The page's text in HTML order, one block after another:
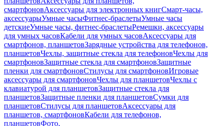
смартфоновАксессуары для электронных книгСмарт-часы,
аксессуарыУмные часыФитнес-браслетыУмные часы
детскиеУмные часы, фитнес-браслетыРемешки, аксессуары
для умных часовКабели для умных часовАксессуары для
смартфонов, планшетовЗарядные устройства для телефонов,
планшетовЧехлы, защитные стекла для телефоновЧехлы для
смартфоновЗащитные стекла для смартфоновЗащитные
пленки для смартфоновСтилусы для смартфоновИгровые
аксессуары для смартфоновЧехлы для планшетовЧехлы с
клавиатурой для планшетовЗащитные стекла для
планшетовЗащитные пленки для планшетовСумки для
планшетовСтилусы для планшетовАксессуары для
планшетов, смартфоновКабели для телефонов,
планшетовФото,